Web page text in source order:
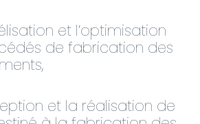
et l’optimisation
de fabrication des
et la réalisation de